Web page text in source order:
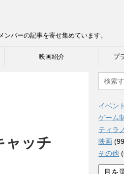
バーの記事を寄せ集めています。
映画紹介 プ
ッチ
イベント
ゲーム
ティラ
映画
その他
ア